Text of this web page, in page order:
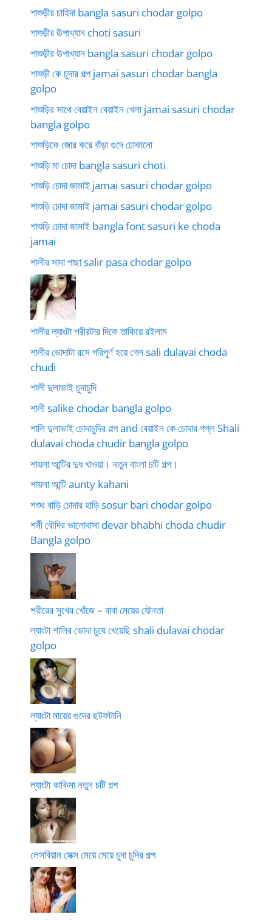
শাশুড়ীর চাহিদা bangla sasuri chodar golpo
শাশুড়ীর ঊপাখ্যান choti sasuri
শাশুড়ীর ঊপাখ্যান bangla sasuri chodar golpo
শাশুড়ী কে চুদার গল্প jamai sasuri chodar bangla
golpo
শাশুড়ির সাথে বেয়াইন বেয়াইন খেলা jamai sasuri chodar
bangla golpo
শাশুড়িকে জোর করে বাঁড়া গুদে ঢোকানো
শাশুড়ি মা চোদা bangla sasuri choti
শাশুড়ি চোদা জামাই jamai sasuri chodar golpo
শাশুড়ি চোদা জামাই jamai sasuri chodar golpo
শাশুড়ি চোদা জামাই bangla font sasuri ke choda
jamai
শালীর সাদা পাছা salir pasa chodar golpo
শালীর ল্যাংটা শরীরটার দিকে তাকিয়ে রইলাম
শালীর ভোদাটা রসে পরিপূর্ণ হয়ে গেল sali dulavai choda
chudi
শালী দুলাভাই চুদাচুদি
শালী salike chodar bangla golpo
শালি দুলাভাই চোদাচুদির গল্প and বেয়াইন কে চোদার গপ্ল Shali
dulavai choda chudir bangla golpo
শায়লা আন্টির দুধ খাওয়া। নতুন বাংলা চটি গল্প।
শায়লা আন্টি aunty kahani
শশুর বাড়ি চোদার হাড়ি sosur bari chodar golpo
শর্মী বৌদির ভালোবাসা devar bhabhi choda chudir
Bangla golpo
শরীরের সুখের খোঁজে – বাবা মেয়ের যৌনতা
ল্যাংটা শালির ভোদা চুষে খেয়েছি shali dulavai chodar
golpo
ল্যাংটা মায়ের গুদের ছটফটানি
ল্যাংটা কাকিমা নতুন চটি গল্প
লেসবিয়ান সেক্স মেয়ে মেয়ে চুদা চুদির গল্প